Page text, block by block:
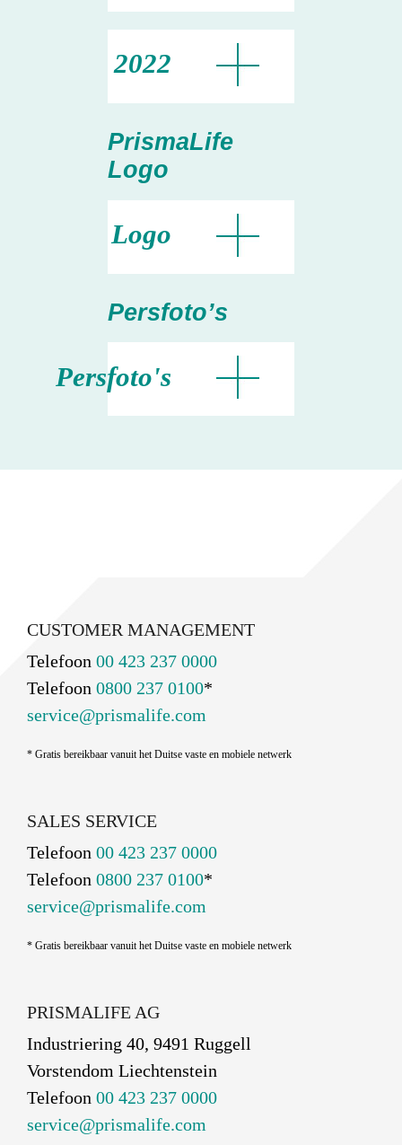
2022
PrismaLife
Logo
Logo
Persfoto’s
Persfoto's
CUSTOMER MANAGEMENT
Telefoon 00 423 237 0000
Telefoon 0800 237 0100*
service@prismalife.com
* Gratis bereikbaar vanuit het Duitse vaste en mobiele netwerk
SALES SERVICE
Telefoon 00 423 237 0000
Telefoon 0800 237 0100*
service@prismalife.com
* Gratis bereikbaar vanuit het Duitse vaste en mobiele netwerk
PRISMALIFE AG
Industriering 40, 9491 Ruggell
Vorstendom Liechtenstein
Telefoon 00 423 237 0000
service@prismalife.com